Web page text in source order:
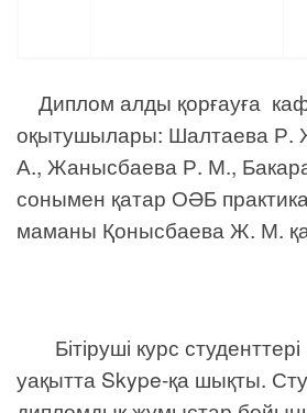
Диплом алды қорғауға
оқытушылары: Шалтаева Р.
А., Жанысбаева Р. М.,
сонымен қатар ОӘБ
маманы Қонысбаева Ж. М.
Бітіруші курс студенттері
уақытта Skype-қа шықты.